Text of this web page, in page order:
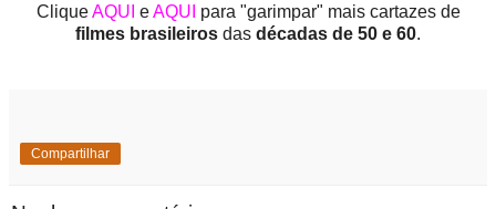
CliqueAQUI eAQUI para "garimpar" mais cartazes de
filmes brasileiros das décadas de 50 e 60.
Compartilhar